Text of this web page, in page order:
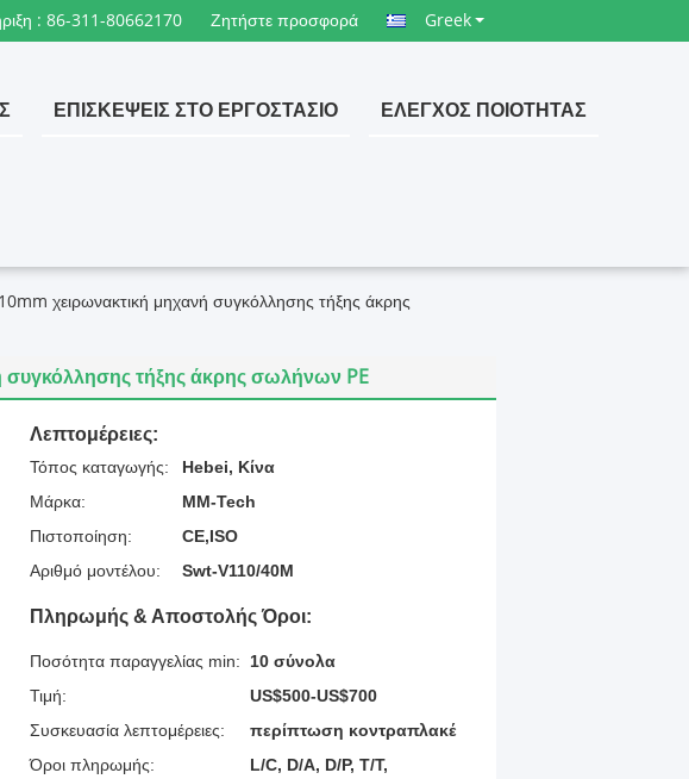
: 86-311-80662170 Ζητήστε προσφορά Greek
ΕΠΙΣΚΈΨΕΙΣ ΣΤΟ ΕΡΓΟΣΤΆΣΙΟ ΈΛΕΓΧΟΣ ΠΟΙΌΤΗΤΑΣ
χειρωνακτική μηχανή συγκόλλησης τήξης άκρης
συγκόλλησης τήξης άκρης σωλήνων PE
Λεπτομέρειες:
Τόπος καταγωγής:
Hebei, Κίνα
Μάρκα:
MM-Tech
Πιστοποίηση:
CE,ISO
Αριθμό μοντέλου:
Swt-V110/40M
Πληρωμής & Αποστολής Όροι:
Ποσότητα παραγγελίας min:
10 σύνολα
Τιμή:
US$500-US$700
Συσκευασία λεπτομέρειες:
περίπτωση κοντραπλακέ
Όροι πληρωμής:
L/C, D/A, D/P, T/T,